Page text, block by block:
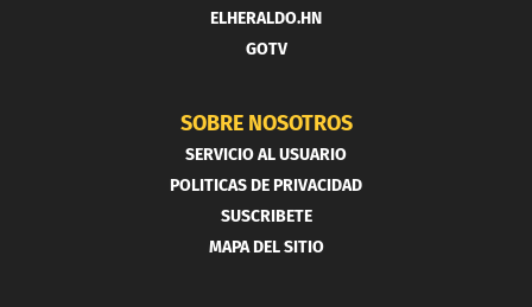
ELHERALDO.HN
GOTV
SOBRE NOSOTROS
SERVICIO AL USUARIO
POLITICAS DE PRIVACIDAD
SUSCRIBETE
MAPA DEL SITIO